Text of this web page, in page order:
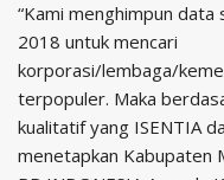
“Kami menghimpun
2018 untuk mencari
korporasi/lembaga/
terpopuler. Maka
kualitatif yang ISENTIA
menetapkan Kabupaten